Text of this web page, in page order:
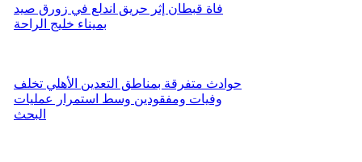
فاة قبطان إثر حريق اندلع في زورق صيد
بميناء خليج الراحة
حوادث متفرقة بمناطق التعدين الأهلي تخلف
وفيات ومفقودين وسط استمرار عمليات
البحث